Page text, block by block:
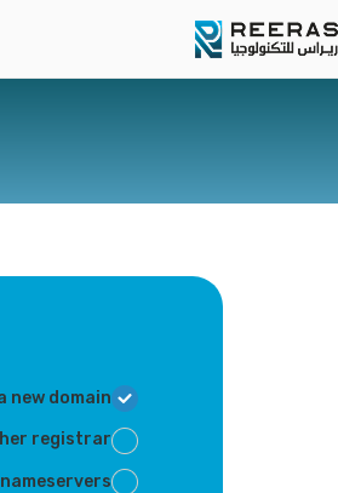
new domain
registrar